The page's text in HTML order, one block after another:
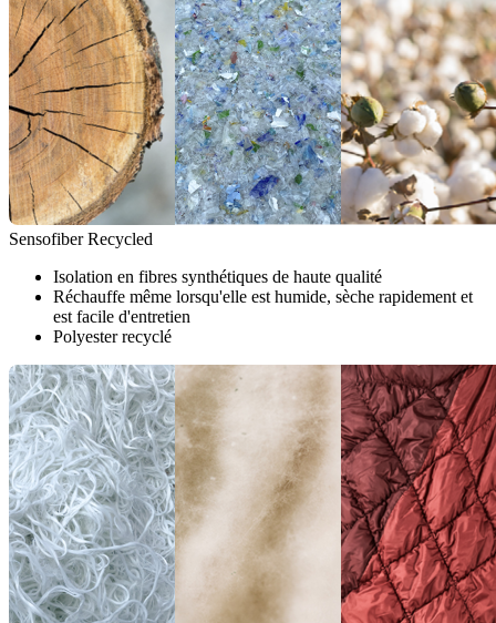
Sensofiber Recycled
Isolation en fibres synthétiques de haute qualité
Réchauffe même lorsqu'elle est humide, sèche rapidement et
est facile d'entretien
Polyester recyclé